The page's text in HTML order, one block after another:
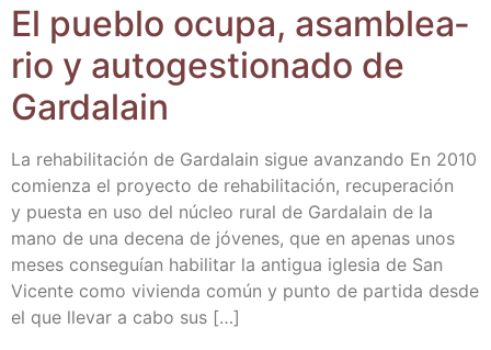
El pue­blo ocu­pa, asam­blea­
rio y auto­ges­tio­na­do de
Gardalain
La reha­bi­li­ta­ción de Gar­da­lain sigue avan­zan­do En 2010
comien­za el pro­yec­to de reha­bi­li­ta­ción, recu­pe­ra­ción
y pues­ta en uso del núcleo rural de Gar­da­lain de la
mano de una dece­na de jóve­nes, que en ape­nas unos
meses con­se­guían habi­li­tar la anti­gua igle­sia de San
Vicen­te como vivien­da común y pun­to de par­ti­da des­de
el que lle­var a cabo sus […]